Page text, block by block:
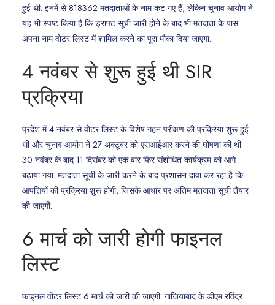
हुई थी. इनमें से 818362 मतदाताओं के नाम कट गए हैं, लेकिन चुनाव आयोग ने
यह भी स्पष्ट किया है कि ड्राफ्ट सूची जारी होने के बाद भी मतदाता के पास
अपना नाम वोटर लिस्ट में शामिल करने का पूरा मौका दिया जाएगा.
4 नवंबर से शुरू हुई थी SIR
प्रक्रिया
प्रदेश में 4 नवंबर से वोटर लिस्ट के विशेष गहन परीक्षण की प्रक्रिया शुरू हुई
थी और चुनाव आयोग ने 27 अक्टूबर को एसआईआर करने की घोषणा की थी.
30 नवंबर के बाद 11 दिसंबर को एक बार फिर संशोधित कार्यक्रम को आगे
बढ़ाया गया. मतदाता सूची के जारी करने के बाद प्रशासन दावा कर रहा है कि
आपत्तियों की प्रक्रिया शुरू होगी, जिसके आधार पर अंतिम मतदाता सूची तैयार
की जाएगी.
6 मार्च को जारी होगी फाइनल
लिस्ट
फाइनल वोटर लिस्ट 6 मार्च को जारी की जाएगी. गाजियाबाद के डीएम रविंद्र